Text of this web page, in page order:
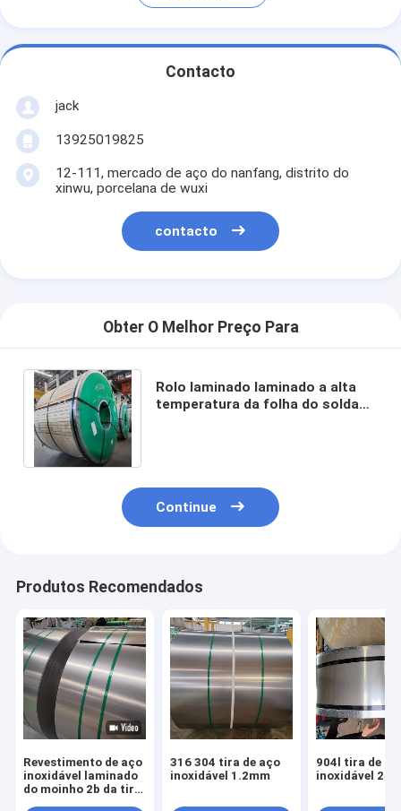
Contacto
jack
13925019825
12-111, mercado de aço do nanfang, distrito do
xinwu, porcelana de wuxi
contacto
Obter O Melhor Preço Para
Rolo laminado laminado a alta
temperatura da folha do soldado
Continue
Produtos Recomendados
Revestimento de aço
inoxidável laminado
do moinho 2b da tira
316 304 tira de aço
inoxidável 1.2mm
904l tira de
inoxidável